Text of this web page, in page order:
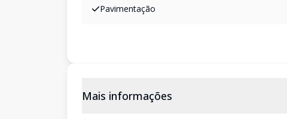
Pavimentação
Mais informações